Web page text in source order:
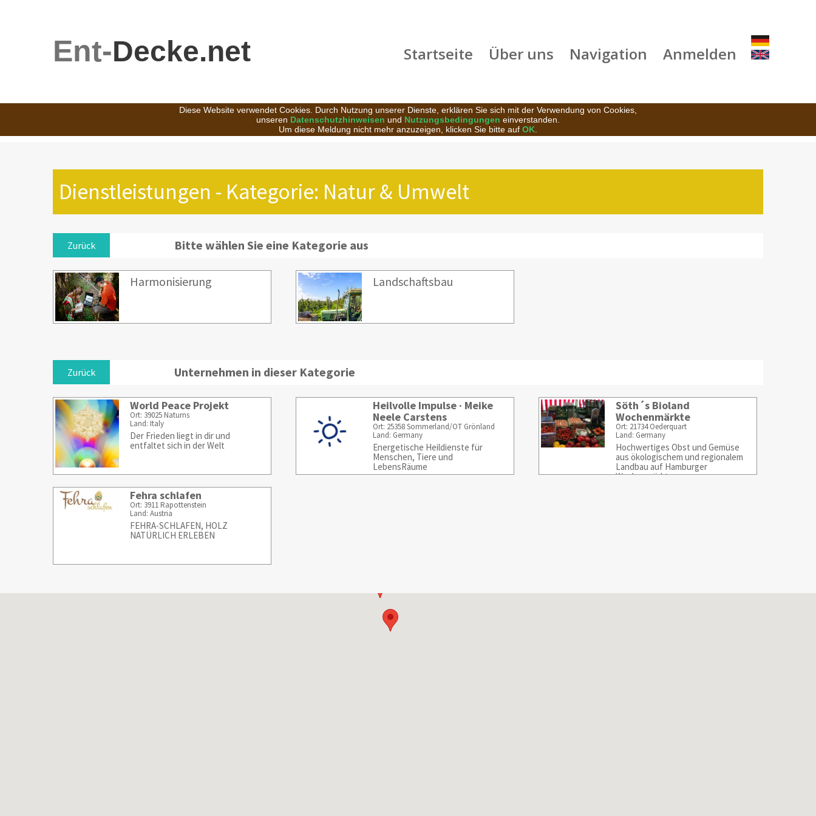
Ent-Decke.net Startseite Über uns Navigation Anmelden
Diese Website verwendet Cookies. Durch Nutzung unserer Dienste, erklären Sie sich mit der Verwendung von Cookies,
unseren Datenschutzhinweisen und Nutzungsbedingungen einverstanden.
Um diese Meldung nicht mehr anzuzeigen, klicken Sie bitte auf OK
Dienstleistungen - Kategorie: Natur & Umwelt
Zurück Bitte wählen Sie eine Kategorie aus
Harmonisierung Landschaftsbau
Zurück Unternehmen in dieser Kategorie
World Peace Projekt
Ort: 39025 Naturns
Land: Italy
Der Frieden liegt in dir und
entfaltet sich in der Welt
Heilvolle Impulse · Meike
Neele Carstens
Ort: 25358 Sommerland/OT Grönland
Land: Germany
Energetische Heildienste für
Menschen, Tiere und
LebensRäume
Söth´s Bioland
Wochenmärkte
Ort: 21734 Oederquart
Land: Germany
Hochwertiges Obst und Gemüse
aus ökologischem und regionalem
Landbau auf Hamburger
Wochenmärkten
Fehra schlafen
Ort: 3911 Rapottenstein
Land: Austria
FEHRA-SCHLAFEN, HOLZ
NATÜRLICH ERLEBEN